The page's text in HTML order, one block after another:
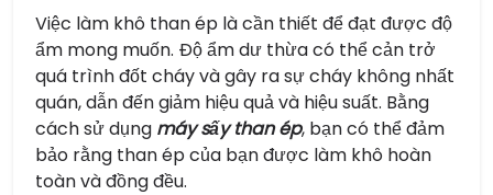
Việc làm khô than ép là cần thiết để đạt được độ
ẩm mong muốn. Độ ẩm dư thừa có thể cản trở
quá trình đốt cháy và gây ra sự cháy không nhất
quán, dẫn đến giảm hiệu quả và hiệu suất. Bằng
cách sử dụng máy sấy than ép, bạn có thể đảm
bảo rằng than ép của bạn được làm khô hoàn
toàn và đồng đều.